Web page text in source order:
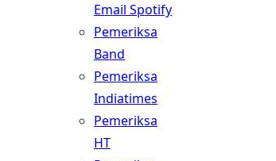
Email Spotify
Pemeriksa
Band
Pemeriksa
Indiatimes
Pemeriksa
HT